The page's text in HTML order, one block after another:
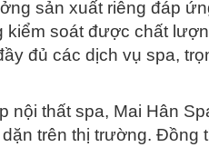
sản xuất riêng đáp
kiểm soát được chất
đủ các dịch vụ spa,
nội thất spa, Mai Hân
trên thị trường. Đồng